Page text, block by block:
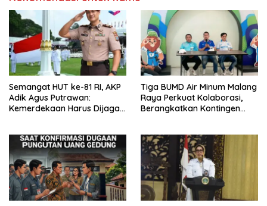
Semangat HUT ke-81 RI, AKP
Adik Agus Putrawan:
Kemerdekaan Harus Dijaga
Tiga BUMD Air Minum Malang
Raya Perkuat Kolaborasi,
Berangkatkan Kontingen